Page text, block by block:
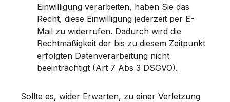
Einwilligung verarbeiten, haben Sie das
Recht, diese Einwilligung jederzeit per E-
Mail zu widerrufen. Dadurch wird die
Rechtmäßigkeit der bis zu diesem Zeitpunkt
erfolgten Datenverarbeitung nicht
beeinträchtigt (Art 7 Abs 3 DSGVO).
Sollte es, wider Erwarten, zu einer Verletzung